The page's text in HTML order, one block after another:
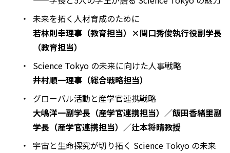
未来を拓く人材育成のために
若林則幸理事（教育担当）×関口秀俊執行役副学長
（教育担当）
Science Tokyo の未来に向けた人事戦略
井村順一理事（総合戦略担当）
グローバル活動と産学官連携戦略
大嶋洋一副学長（産学官連携担当）／飯田香緒里副
学長（産学官連携担当）／辻本将晴教授
宇宙と生命探究が切り拓く Science Tokyo の未来